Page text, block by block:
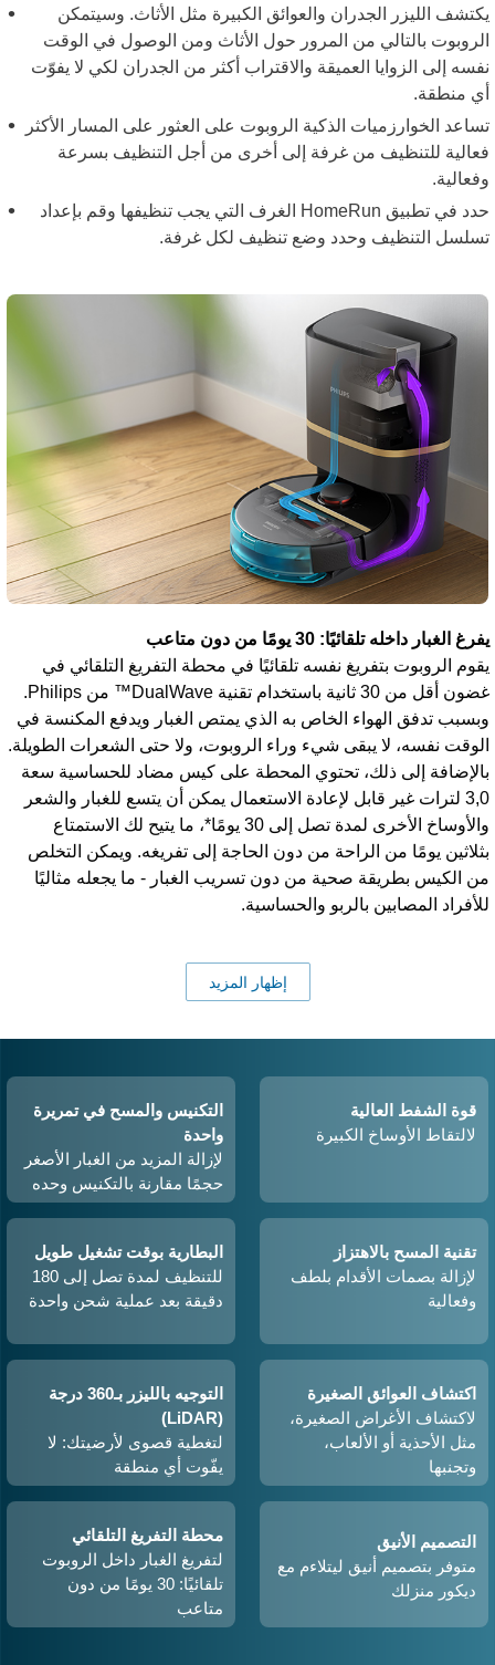
الليزر الجدران والعوائق الكبيرة مثل الأثاث. وسيتمكن
بالتالي من المرور حول الأثاث ومن الوصول في الوقت
إلى الزوايا العميقة والاقتراب أكثر من الجدران لكي لا يفوّت
منطقة.
الخوارزميات الذكية الروبوت على العثور على المسار الأكثر
للتنظيف من غرفة إلى أخرى من أجل التنظيف بسرعة
حدد في تطبيق HomeRun الغرف التي يجب تنظيفها وقم بإعداد
التنظيف وحدد وضع تنظيف لكل غرفة.
الغبار داخله تلقائيًا: 30 يومًا من دون متاعب
الروبوت بتفريغ نفسه تلقائيًا في محطة التفريغ التلقائي في
غضون أقل من 30 ثانية باستخدام تقنية DualWave™ من Philips.
تدفق الهواء الخاص به الذي يمتص الغبار ويدفع المكنسة في
نفسه، لا يبقى شيء وراء الروبوت، ولا حتى الشعرات الطويلة.
إلى ذلك، تحتوي المحطة على كيس مضاد للحساسية سعة
3,0 لترات غير قابل لإعادة الاستعمال يمكن أن يتسع للغبار والشعر
والأوساخ الأخرى لمدة تصل إلى 30 يومًا*، ما يتيح لك الاستمتاع
يومًا من الراحة من دون الحاجة إلى تفريغه. ويمكن التخلص
الكيس بطريقة صحية من دون تسريب الغبار - ما يجعله مثاليًا
المصابين بالربو والحساسية.
إظهار المزيد
التكنيس والمسح في تمريرة
واحدة
لإزالة المزيد من الغبار الأصغر
حجمًا مقارنة بالتكنيس وحده
قوة الشفط العالية
لالتقاط الأوساخ الكبيرة
البطارية بوقت تشغيل طويل
للتنظيف لمدة تصل إلى 180
دقيقة بعد عملية شحن واحدة
تقنية المسح بالاهتزاز
لإزالة بصمات الأقدام بلطف
وفعالية
التوجيه بالليزر بـ360 درجة
لتغطية قصوى لأرضيتك: لا
يفّوت أي منطقة
اكتشاف العوائق الصغيرة
لاكتشاف الأغراض الصغيرة،
مثل الأحذية أو الألعاب،
وتجنبها
محطة التفريغ التلقائي
لتفريغ الغبار داخل الروبوت
تلقائيًا: 30 يومًا من دون
متاعب
التصميم الأنيق
متوفر بتصميم أنيق ليتلاءم مع
ديكور منزلك